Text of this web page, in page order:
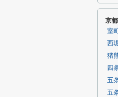
京
室
西
猪
四
五
五